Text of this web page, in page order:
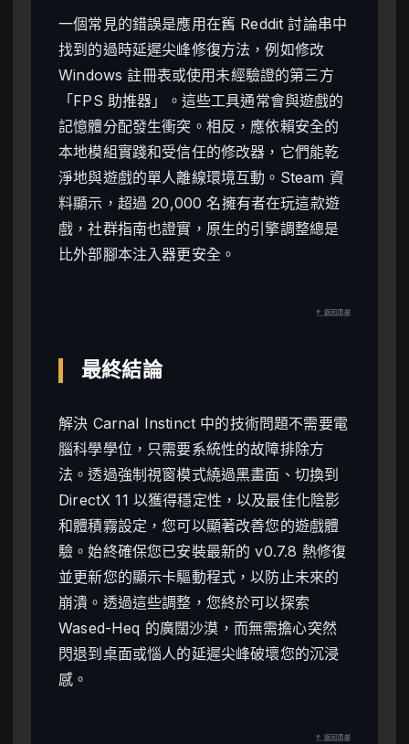
一個常見的錯誤是應用在舊 Reddit 討論串中
找到的過時延遲尖峰修復方法，例如修改
Windows 註冊表或使用未經驗證的第三方
「FPS 助推器」。這些工具通常會與遊戲的
記憶體分配發生衝突。相反，應依賴安全的
本地模組實踐和受信任的修改器，它們能乾
淨地與遊戲的單人離線環境互動。Steam 資
料顯示，超過 20,000 名擁有者在玩這款遊
戲，社群指南也證實，原生的引擎調整總是
比外部腳本注入器更安全。
↑ 返回頂部
最終結論
解決 Carnal Instinct 中的技術問題不需要電
腦科學學位，只需要系統性的故障排除方
法。透過強制視窗模式繞過黑畫面、切換到
DirectX 11 以獲得穩定性，以及最佳化陰影
和體積霧設定，您可以顯著改善您的遊戲體
驗。始終確保您已安裝最新的 v0.7.8 熱修復
並更新您的顯示卡驅動程式，以防止未來的
崩潰。透過這些調整，您終於可以探索
Wased-Heq 的廣闊沙漠，而無需擔心突然
閃退到桌面或惱人的延遲尖峰破壞您的沉浸
感。
↑ 返回頂部